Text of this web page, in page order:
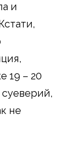
и
19 – 20
не